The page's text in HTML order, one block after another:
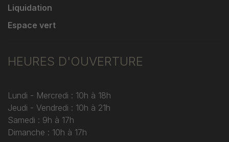
Liquidation
Espace vert
HEURES D'OUVERTURE
Lundi - Mercredi : 10h à 18h
Jeudi - Vendredi : 10h à 21h
Samedi : 9h à 17h
Dimanche : 10h à 17h